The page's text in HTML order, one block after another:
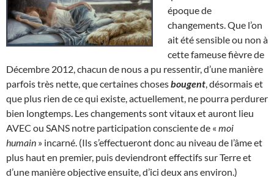
époque de
changements. Que l’on
ait été sensible ou non à
cette fameuse fièvre de
Décembre 2012, chacun de nous a pu ressentir, d’une manière
parfois très nette, que certaines chosesbougent , désormais et
que plus rien de ce qui existe, actuellement, ne pourra perdurer
bien longtemps. Les changements sont vitaux et auront lieu
AVEC ou SANS notre participation consciente de « moi
humain » incarné. (Ils s’effectueront donc au niveau de l’âme et
plus haut en premier, puis deviendront effectifs sur Terre et
d’une manière objective ensuite, d’ici deux ans environ.)